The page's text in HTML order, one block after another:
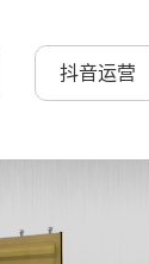
抖音运营